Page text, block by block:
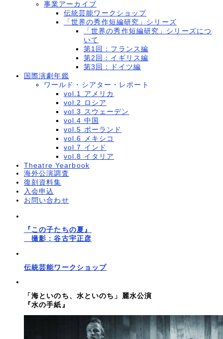
事業アーカイブ
伝統芸能ワークショップ
「世界の秀作短編研究」シリーズ
「世界の秀作短編研究」シリーズにつ
いて
第1回：フランス編
第2回：イギリス編
第3回：ドイツ編
国際演劇年鑑
ワールド・シアター・レポート
vol.1 アメリカ
vol.2 ロシア
vol.3 スウェーデン
vol.4 中国
vol.5 ポーランド
vol.6 メキシコ
vol.7 インド
vol.8 イタリア
Theatre Yearbook
海外公演調査
復刻資料集
入会申込
お問い合わせ
『この子たちの夏』
撮影：谷古宇正彦
伝統芸能ワークショップ
「海といのち、水といのち」麗水公演
『水の手紙』